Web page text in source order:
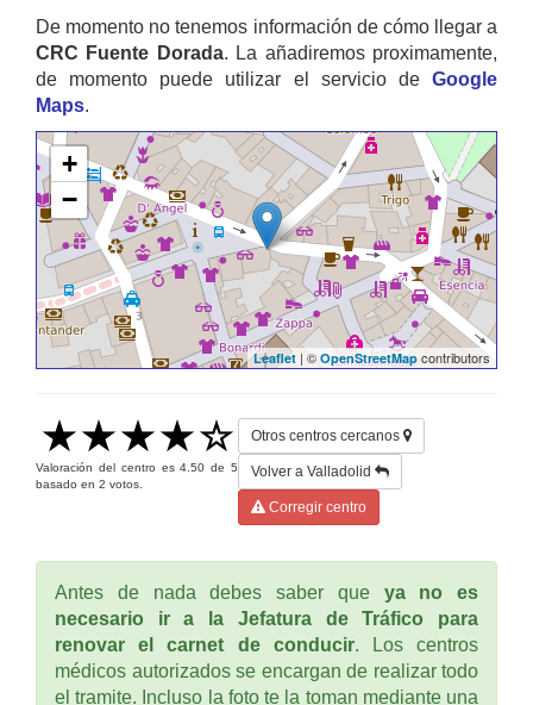
De momento no tenemos información de cómo llegar a
CRC Fuente Dorada. La añadiremos proximamente,
de momento puede utilizar el servicio de Google
Maps.
+
−
Leaflet | © OpenStreetMap contributors
Valoración del centro es4.50 de5
basado en 2 votos.
Otros centros cercanos
Volver a Valladolid
Corregir centro
Antes de nada debes saber que ya no es
necesario ir a la Jefatura de Tráfico para
renovar el carnet de conducir. Los centros
médicos autorizados se encargan de realizar todo
el tramite. Incluso la foto te la toman mediante una